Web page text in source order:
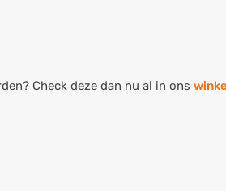
Check deze dan nu al in ons